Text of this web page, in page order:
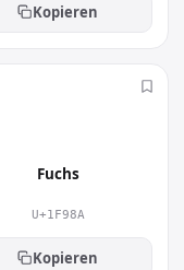
Kopieren
Fuchs
U+1F98A
Kopieren